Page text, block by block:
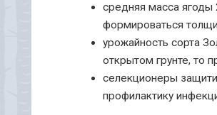
средняя масса ягоды
формироваться
урожайность сорта
открытом грунте, то
селекционеры
профилактику